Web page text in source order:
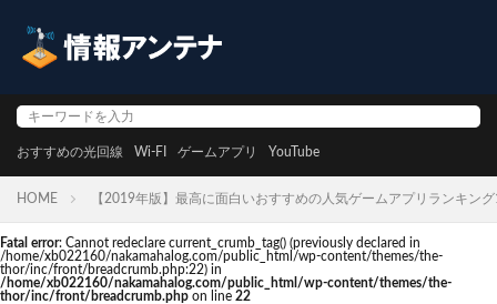
おすすめの光回線 Wi-FI ゲームアプリ YouTube
HOME 【2019年版】最高に面白いおすすめの人気ゲームアプリランキン
Fatal error: Cannot redeclare current_crumb_tag() (previously declared in
/home/xb022160/nakamahalog.com/public_html/wp-content/themes/the-
thor/inc/front/breadcrumb.php:22) in
/home/xb022160/nakamahalog.com/public_html/wp-content/themes/the-
thor/inc/front/breadcrumb.php on line 22